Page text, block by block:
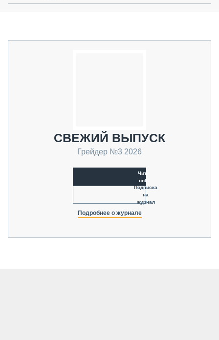
СВЕЖИЙ ВЫПУСК
Грейдер №3 2026
Читать
online
Подписка
на
журнал
Подробнее о журнале